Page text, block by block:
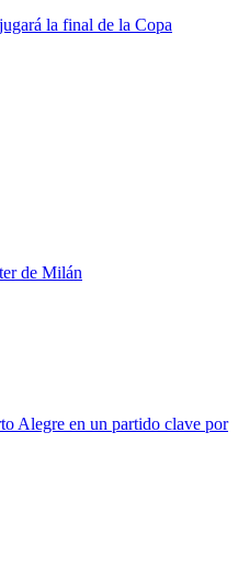
la final de la Copa
de Milán
Alegre en un partido clave por